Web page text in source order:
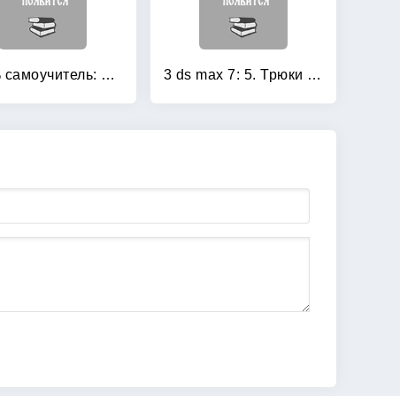
100% самоучитель: Трехмерная графика и анимация в 3ds Max 2009 3 ds max 7: 5. Трюки и эффекты (+ CD-ROM)